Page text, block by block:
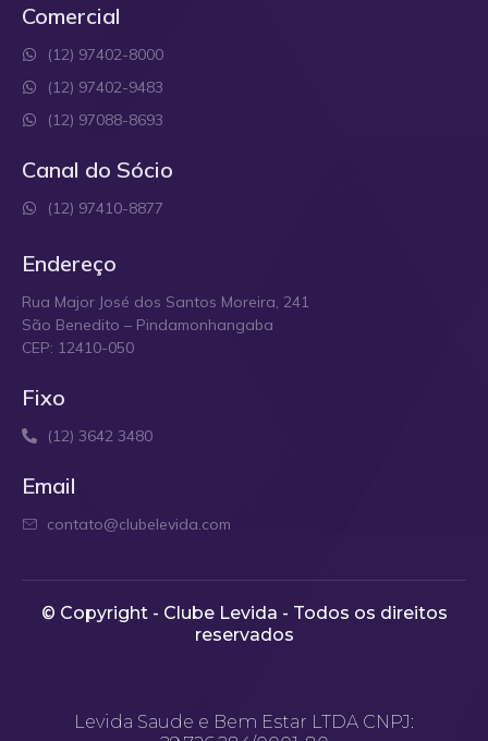
Comercial
(12) 97402-8000
(12) 97402-9483
(12) 97088-8693
Canal do Sócio
(12) 97410-8877
Endereço
Rua Major José dos Santos Moreira, 241
São Benedito – Pindamonhangaba
CEP: 12410-050
Fixo
(12) 3642 3480
Email
contato@clubelevida.com
© Copyright - Clube Levida - Todos os direitos
reservados​
Levida Saude e Bem Estar LTDA CNPJ: